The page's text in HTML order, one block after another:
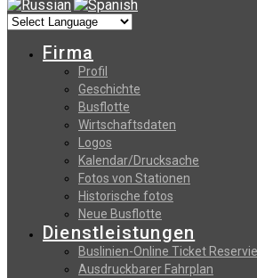
Firma
Profil
Geschichte
Busflotte
Wirtschaftsdaten
Logos
Kalendar/Drucksache
Fotos von Stationen
Historische fotos
Neue Busflotte
Dienstleistungen
Buslinien-Online Ticket
Αusdruckbarer Fahrplan